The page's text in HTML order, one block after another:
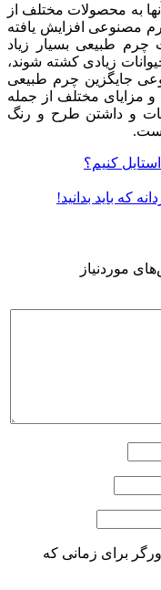
به محصولات مختلف از
مصنوعی افزایش یافته
چرم طبیعی بسیار زیاد
زیادی کشته شوند،
جایگزین چرم طبیعی
و مزایای مختلف از جمله
و داشتن طرح و رنگ
است.
کنیم؟
که باید بدانید!
موردنیاز
برای زمانی که